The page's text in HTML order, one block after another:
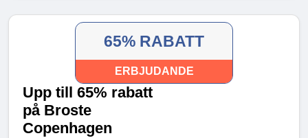
65% RABATT
ERBJUDANDE
Upp till 65% rabatt
på Broste
Copenhagen